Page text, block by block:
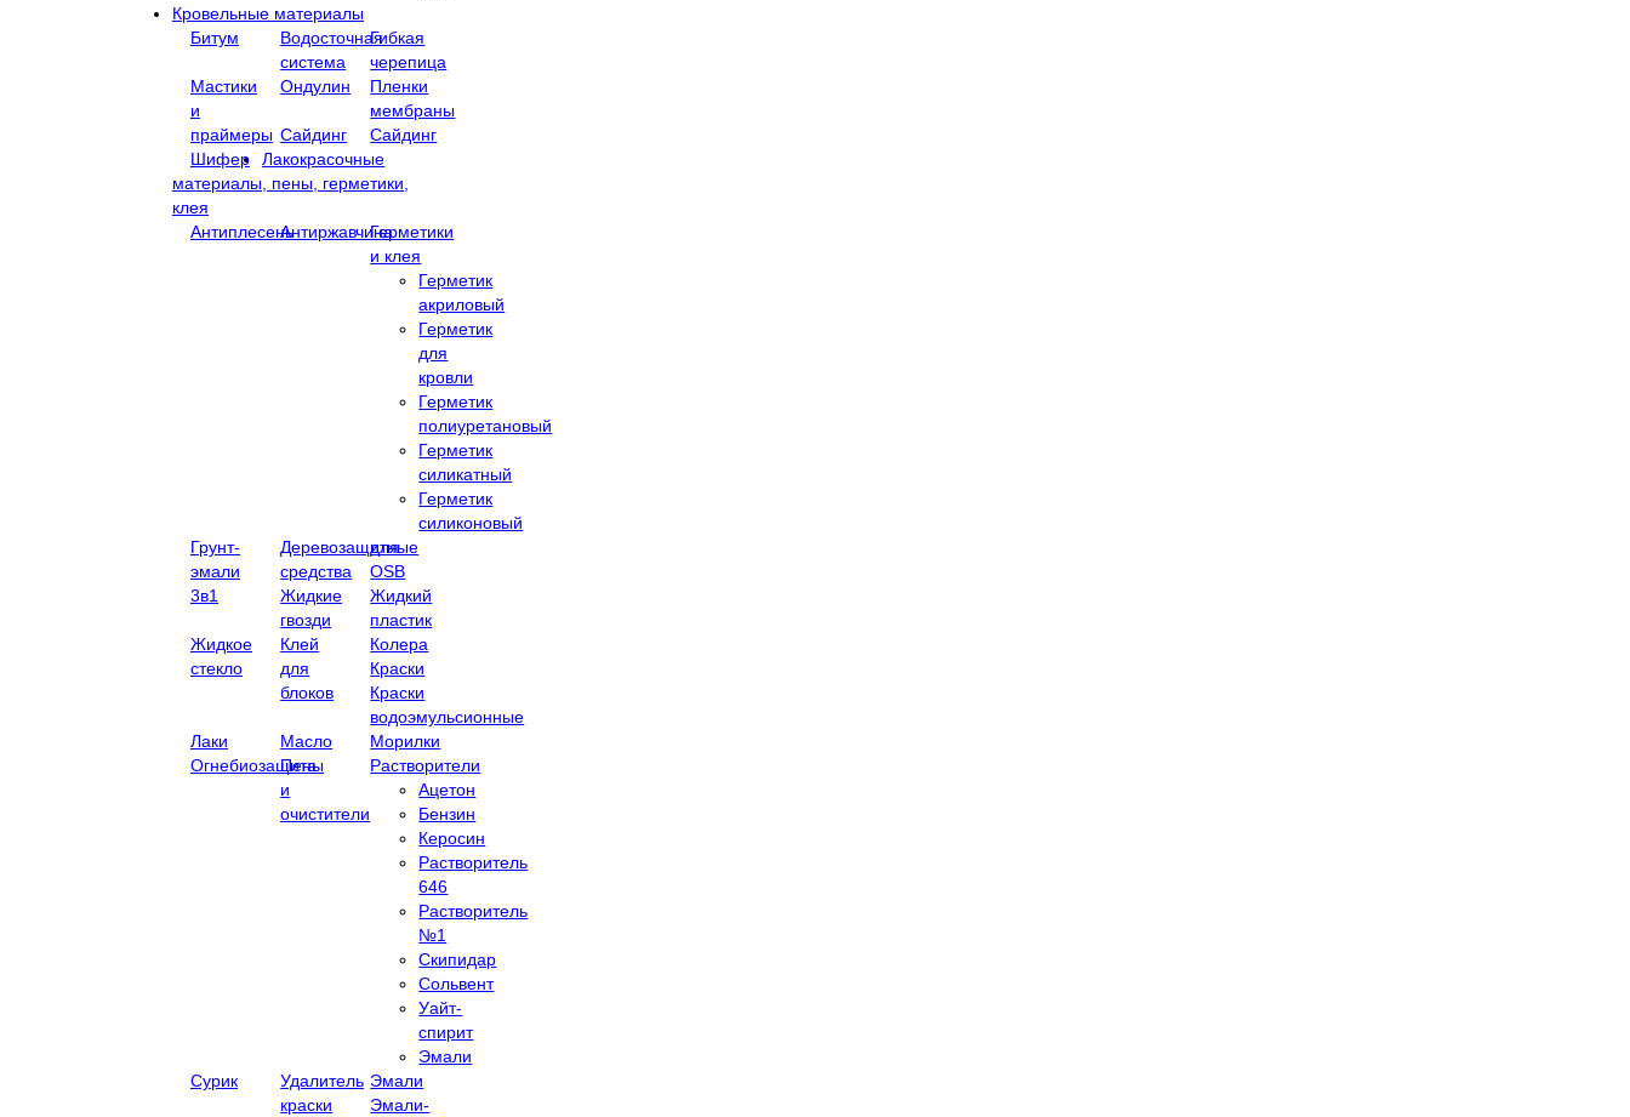
Кровельные материалы
Битум
Водосточная
система
Гибкая
черепица
Мастики
и
праймеры
Ондулин
Пленки
мембраны
Сайдинг
Сайдинг
Шифер
Лакокрасочные
материалы, пены, герметики,
клея
АнтиплесеньАнтиржавчинаГерметики
и клея
Герметик
акриловый
Герметик
для
кровли
Герметик
полиуретановый
Герметик
силикатный
Герметик
силиконовый
Грунт-
эмали
3в1
Деревозащитные
средства
для
OSB
Жидкие
гвозди
Жидкий
пластик
Жидкое
стекло
Клей
для
блоков
Колера
Краски
Краски
водоэмульсионные
Лаки
Масло
Морилки
Огнебиозащита
Пены
и
очистители
Растворители
Ацетон
Бензин
Керосин
Растворитель
646
Растворитель
№1
Скипидар
Сольвент
Уайт-
спирит
Эмали
Сурик
Удалитель
краски
Эмали
Эмали-